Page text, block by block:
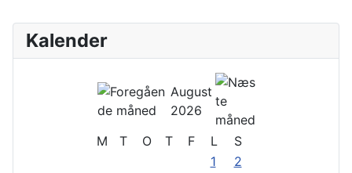
Kalender
August
2026
M
T O T F L
S
1
2